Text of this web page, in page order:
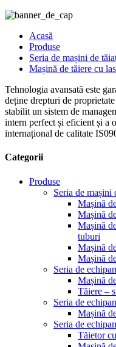
Acasă
Produse
Seria de mașini de
Mașină de tăiere cu
Tehnologia avansată este
deține drepturi de
stabilit un sistem de
intern perfect și eficient și a
internațional de calitate
Categorii
Produse
Seria de mașini
Mașină
Mașină
Mașină
tuburi
Mașină
Mașină
Seria de
Mașină
Tăiere –
Seria de
Mașină
Seria de
Tăietor